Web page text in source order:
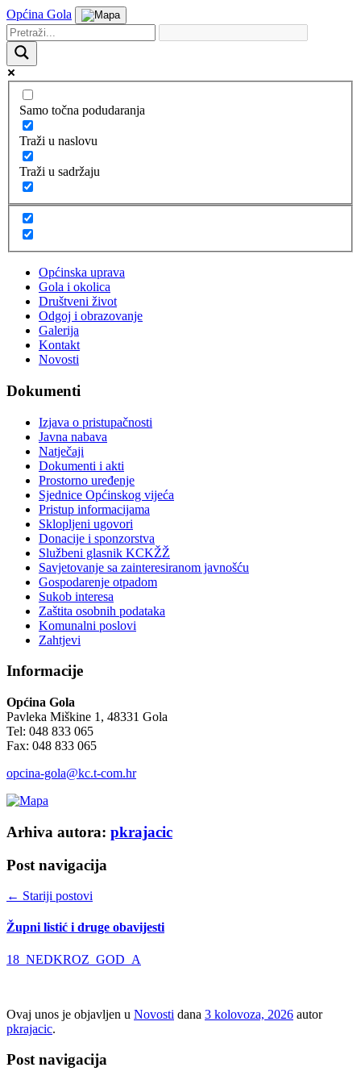
Općina Gola
Samo točna podudaranja
Traži u naslovu
Traži u sadržaju
Općinska uprava
Gola i okolica
Društveni život
Odgoj i obrazovanje
Galerija
Kontakt
Novosti
Dokumenti
Izjava o pristupačnosti
Javna nabava
Natječaji
Dokumenti i akti
Prostorno uređenje
Sjednice Općinskog vijeća
Pristup informacijama
Sklopljeni ugovori
Donacije i sponzorstva
Službeni glasnik KCKŽŽ
Savjetovanje sa zainteresiranom javnošću
Gospodarenje otpadom
Sukob interesa
Zaštita osobnih podataka
Komunalni poslovi
Zahtjevi
Informacije
Općina Gola
Pavleka Miškine 1, 48331 Gola
Tel: 048 833 065
Fax: 048 833 065
opcina-gola@kc.t-com.hr
Arhiva autora: pkrajacic
Post navigacija
← Stariji postovi
Župni listić i druge obavijesti
18_NEDKROZ_GOD_A
Ovaj unos je objavljen u Novosti dana 3 kolovoza, 2026 autor
pkrajacic.
Post navigacija